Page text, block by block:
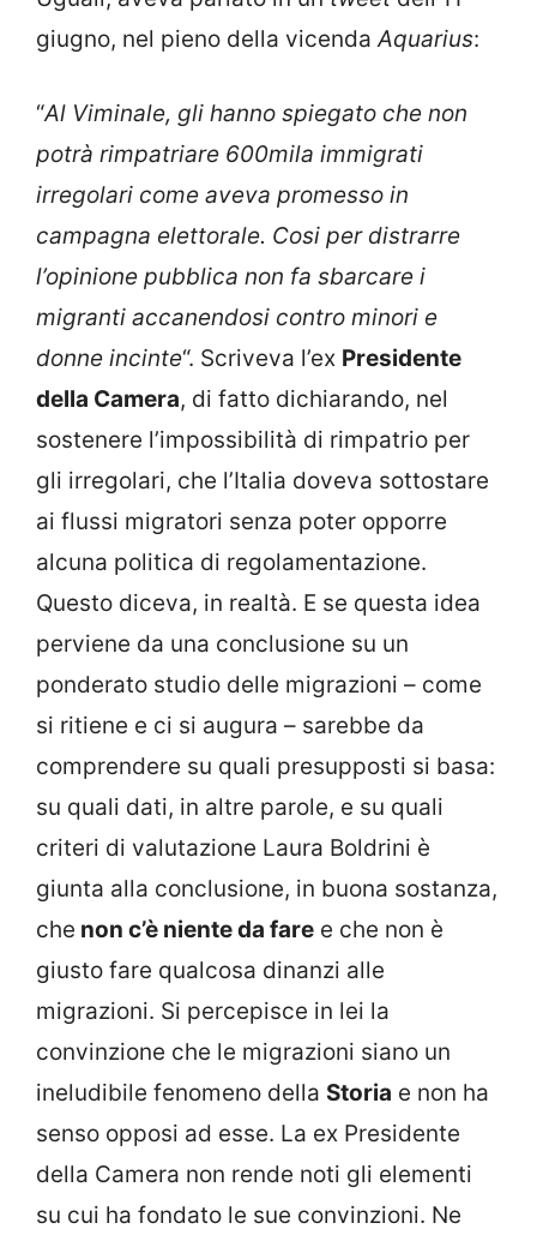
giugno, nel pieno della vicenda Aquarius:
“Al Viminale, gli hanno spiegato che non
potrà rimpatriare 600mila immigrati
irregolari come aveva promesso in
campagna elettorale. Cosi per distrarre
l’opinione pubblica non fa sbarcare i
migranti accanendosi contro minori e
donne incinte“. Scriveva l’ex Presidente
della Camera, di fatto dichiarando, nel
sostenere l’impossibilità di rimpatrio per
gli irregolari, che l’Italia doveva sottostare
ai flussi migratori senza poter opporre
alcuna politica di regolamentazione.
Questo diceva, in realtà. E se questa idea
perviene da una conclusione su un
ponderato studio delle migrazioni – come
si ritiene e ci si augura – sarebbe da
comprendere su quali presupposti si basa:
su quali dati, in altre parole, e su quali
criteri di valutazione Laura Boldrini è
giunta alla conclusione, in buona sostanza,
che non c’è niente da fare e che non è
giusto fare qualcosa dinanzi alle
migrazioni. Si percepisce in lei la
convinzione che le migrazioni siano un
ineludibile fenomeno della Storia e non ha
senso opposi ad esse. La ex Presidente
della Camera non rende noti gli elementi
su cui ha fondato le sue convinzioni. Ne